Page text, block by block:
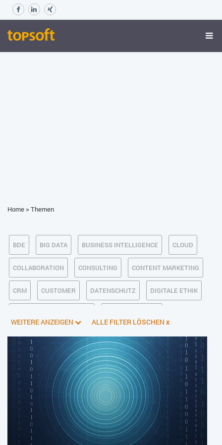
Home>Themen
BDE BIG DATA BUSINESS INTELLIGENCE CLOUD
COLLABORATION CONSULTING CONTENT MARKETING
CRM CUSTOMER DATENSCHUTZ DIGITALE ETHIK
E-BUSINESS ECM/DMS E-COMMERCE EINKAUF
ERP FALLSTUDIEN FERTIGUNG FINANZSOFTWARE
HANDEL HR INDUSTRIE 4.0
IT AUS- UND WEITERBILDUNG IT-INFRASTRUKTUR
IT-JOBS IT-SERVICE MANAGEMENT KI IM ERP
WEITERE ANZEIGEN ALLE FILTER LÖSCHEN x